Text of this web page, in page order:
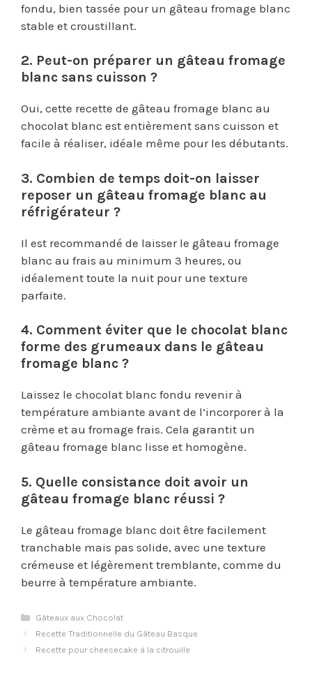
fondu, bien tassée pour un gâteau fromage blanc
stable et croustillant.
2. Peut-on préparer un gâteau fromage
blanc sans cuisson ?
Oui, cette recette de gâteau fromage blanc au
chocolat blanc est entièrement sans cuisson et
facile à réaliser, idéale même pour les débutants.
3. Combien de temps doit-on laisser
reposer un gâteau fromage blanc au
réfrigérateur ?
Il est recommandé de laisser le gâteau fromage
blanc au frais au minimum 3 heures, ou
idéalement toute la nuit pour une texture
parfaite.
4. Comment éviter que le chocolat blanc
forme des grumeaux dans le gâteau
fromage blanc ?
Laissez le chocolat blanc fondu revenir à
température ambiante avant de l’incorporer à la
crème et au fromage frais. Cela garantit un
gâteau fromage blanc lisse et homogène.
5. Quelle consistance doit avoir un
gâteau fromage blanc réussi ?
Le gâteau fromage blanc doit être facilement
tranchable mais pas solide, avec une texture
crémeuse et légèrement tremblante, comme du
beurre à température ambiante.
Catégories
Gâteaux aux Chocolat
Recette Traditionnelle du Gâteau Basque
Recette pour cheesecake à la citrouille